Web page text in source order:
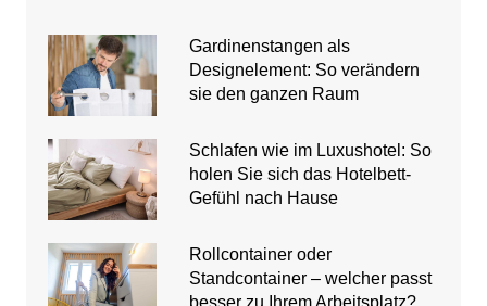
Gardinenstangen als
Designelement: So verändern
sie den ganzen Raum
Schlafen wie im Luxushotel: So
holen Sie sich das Hotelbett-
Gefühl nach Hause
Rollcontainer oder
Standcontainer – welcher passt
besser zu Ihrem Arbeitsplatz?